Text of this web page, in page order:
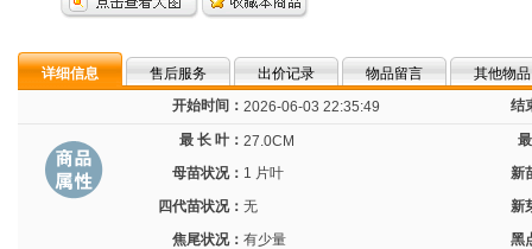
详细信息 售后服务 出价记录 物品留言
其他物品
开始时间： 2026-06-03 22:35:49 结
最 长 叶： 27.0CM
母苗状况： 1 片叶
新
四代苗状况： 无
新
焦尾状况： 有少量
黑